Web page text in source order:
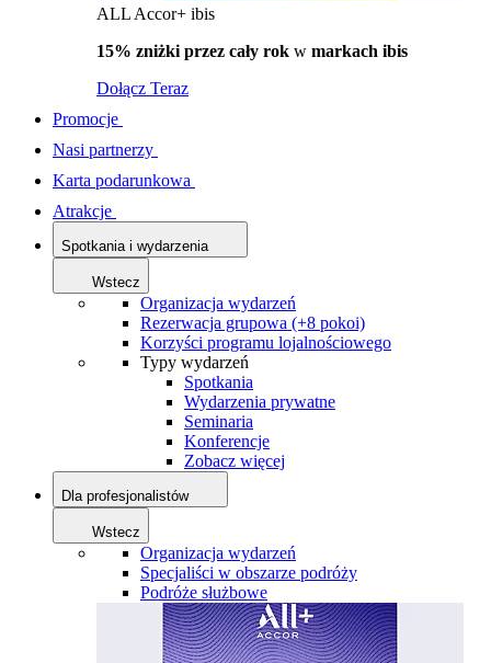
ALL Accor+ ibis
15% zniżki przez cały rok w markach ibis
Dołącz Teraz
Promocje
Nasi partnerzy
Karta podarunkowa
Atrakcje
Spotkania i wydarzenia
Wstecz
Organizacja wydarzeń
Rezerwacja grupowa (+8 pokoi)
Korzyści programu lojalnościowego
Typy wydarzeń
Spotkania
Wydarzenia prywatne
Seminaria
Konferencje
Zobacz więcej
Dla profesjonalistów
Wstecz
Organizacja wydarzeń
Specjaliści w obszarze podróży
Podróże służbowe